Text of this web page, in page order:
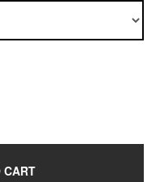
CART